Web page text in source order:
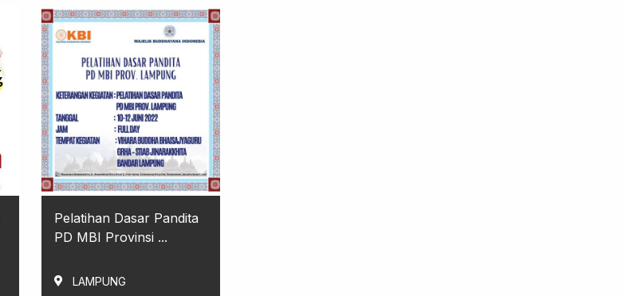
Pelatihan Dasar Pandita
PD MBI Provinsi ...
LAMPUNG